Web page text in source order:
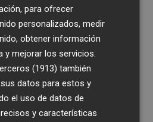
2026, en imágenes
de oro a la pretemporada
el Galatasaray
vez un partido en Mestalla
para ofrecer
personalizados, medir
obtener información
y mejorar los servicios.
(1913) también
datos para estos y
el uso de datos de
y características